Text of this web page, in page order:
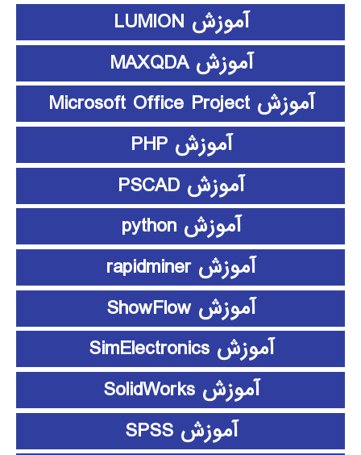
آموزش LUMION
آموزش MAXQDA
آموزش Microsoft Office Project
آموزش PHP
آموزش PSCAD
آموزش python
آموزش rapidminer
آموزش ShowFlow
آموزش SimElectronics
آموزش SolidWorks
آموزش SPSS